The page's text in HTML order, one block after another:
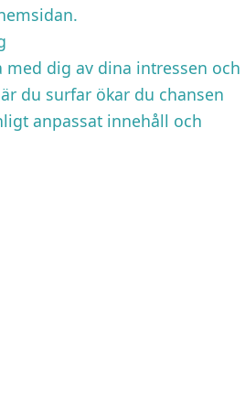
med dig av dina intressen och
du surfar ökar du chansen
anpassat innehåll och